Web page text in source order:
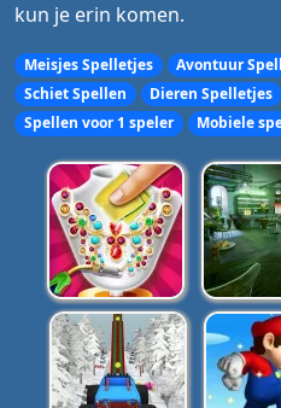
kun je erin komen.
Meisjes Spelletjes Avontuur
Schiet Spellen
Dieren Spelletjes
Spellen voor 1 speler
Mobiele